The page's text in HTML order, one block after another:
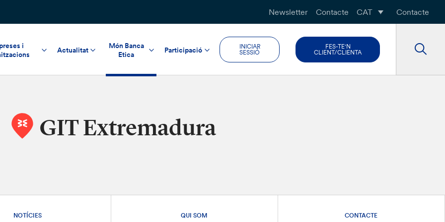
Newsletter Contacte CAT Contacte
i
Actualitat
Món Banca
Etica
Participació
INICIAR
SESSIÓ
FES-TE'N
CLIENT/CLIENTA
GIT Extremadura
NOTÍCIES QUI SOM CONTACTE